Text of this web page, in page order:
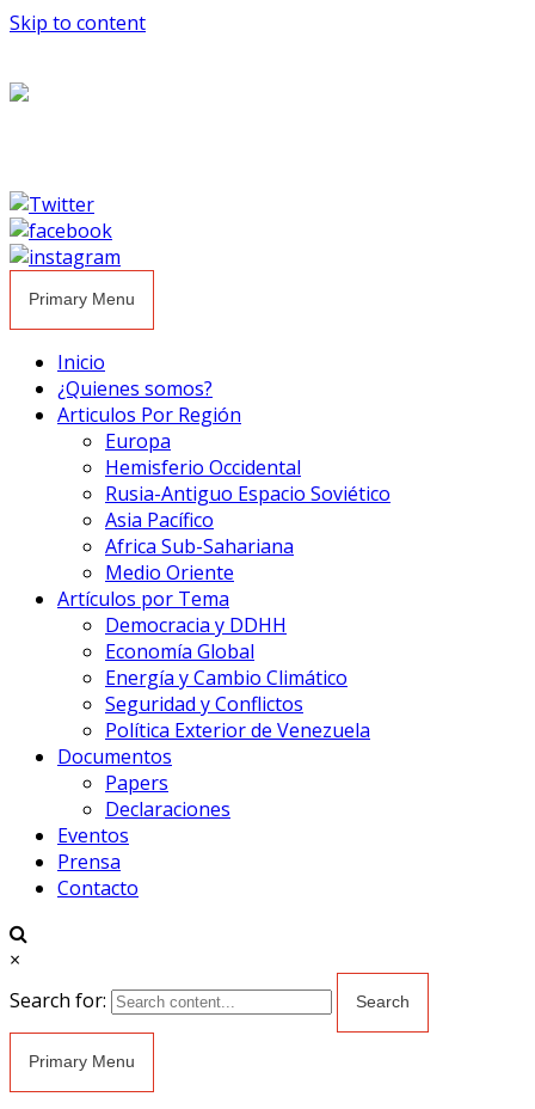
Skip to content
Primary Menu
Inicio
¿Quienes somos?
Articulos Por Región
Europa
Hemisferio Occidental
Rusia-Antiguo Espacio Soviético
Asia Pacífico
Africa Sub-Sahariana
Medio Oriente
Artículos por Tema
Democracia y DDHH
Economía Global
Energía y Cambio Climático
Seguridad y Conflictos
Política Exterior de Venezuela
Documentos
Papers
Declaraciones
Eventos
Prensa
Contacto
×
Search for:
Primary Menu